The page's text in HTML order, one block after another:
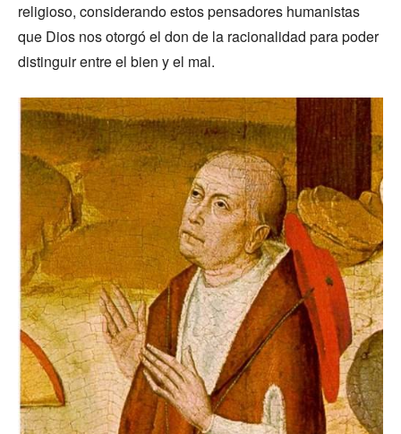
religioso, considerando estos pensadores humanistas
que Dios nos otorgó el don de la racionalidad para poder
distinguir entre el bien y el mal.